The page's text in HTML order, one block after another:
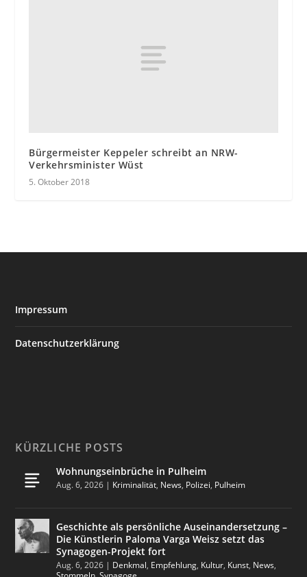
Bürgermeister Keppeler schreibt an NRW-
Verkehrsminister Wüst
5. Oktober 2018
Impressum
Datenschutzerklärung
KÜRZLICHE POSTS
Wohnungseinbrüche in Pulheim
Aug. 6, 2026 | Kriminalität, News, Polizei, Pulheim
Geschichte als persönliche Auseinandersetzung –
Die Künstlerin Paloma Varga Weisz setzt das
Synagogen-Projekt fort
Aug. 6, 2026 | Denkmal, Empfehlung, Kultur, Kunst, News,